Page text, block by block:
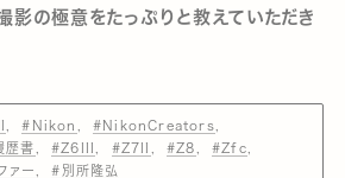
影の極意をたっぷりと教えていただき
#Nikon
#NikonCreators
書
#Z6III #Z7II #Z8
#Zfc
ァー #別所隆弘